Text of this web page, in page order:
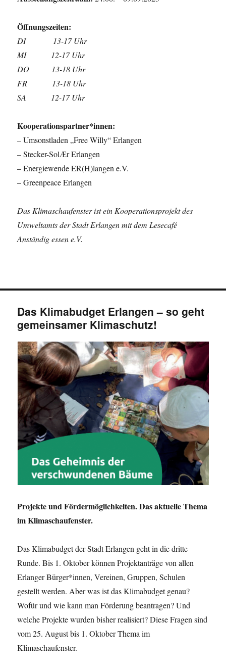
Öffnungszeiten:
DI 13-17 Uhr
MI 12-17 Uhr
DO 13-18 Uhr
FR 13-18 Uhr
SA 12-17 Uhr
Kooperationspartner*innen:
– Umsonstladen „Free Willy“ Erlangen
– Stecker-SolӔr Erlangen
– Energiewende ER(H)langen e.V.
– Greenpeace Erlangen
Das Klimaschaufenster ist ein Kooperationsprojekt des
Umweltamts der Stadt Erlangen mit dem Lesecafé
Anständig essen e.V.
Das Klimabudget Erlangen – so geht
gemeinsamer Klimaschutz!
Projekte und Fördermöglichkeiten. Das aktuelle Thema
im Klimaschaufenster.
Das Klimabudget der Stadt Erlangen geht in die dritte
Runde. Bis 1. Oktober können Projektanträge von allen
Erlanger Bürger*innen, Vereinen, Gruppen, Schulen
gestellt werden. Aber was ist das Klimabudget genau?
Wofür und wie kann man Förderung beantragen? Und
welche Projekte wurden bisher realisiert? Diese Fragen sind
vom 25. August bis 1. Oktober Thema im
Klimaschaufenster.